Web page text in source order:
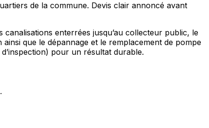
de la commune. Devis clair annoncé avant
enterrées jusqu’au collecteur public, le
que le dépannage et le remplacement de pompe
pour un résultat durable.